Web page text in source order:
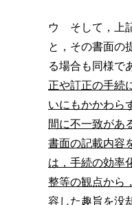
ウ そして，上
と，その書面の
る場合も同様で
正や訂正の手続
いにもかかわら
間に不一致があ
書面の記載内容
は，手続の効率
整等の観点から
容した趣旨を没